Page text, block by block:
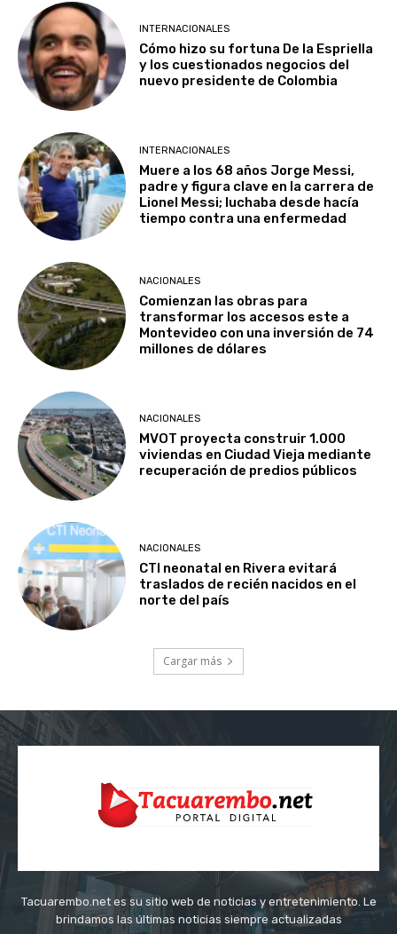
INTERNACIONALES
Cómo hizo su fortuna De la Espriella
y los cuestionados negocios del
nuevo presidente de Colombia
INTERNACIONALES
Muere a los 68 años Jorge Messi,
padre y figura clave en la carrera de
Lionel Messi; luchaba desde hacía
tiempo contra una enfermedad
NACIONALES
Comienzan las obras para
transformar los accesos este a
Montevideo con una inversión de 74
millones de dólares
NACIONALES
MVOT proyecta construir 1.000
viviendas en Ciudad Vieja mediante
recuperación de predios públicos
NACIONALES
CTI neonatal en Rivera evitará
traslados de recién nacidos en el
norte del país
Cargar más
Tacuarembo.net es su sitio web de noticias y entretenimiento. Le
brindamos las últimas noticias siempre actualizadas